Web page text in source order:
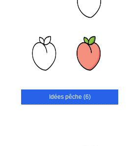
Idées pêche (6)